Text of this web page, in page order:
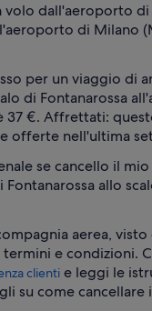
volo dall'aeroporto di
di Milano
per un viaggio di
di Fontanarossa
37 €. Affrettati:
offerte nell'ultima
se cancello il
allo
aerea, visto
e condizioni.
clienti e leggi le
su come cancellare